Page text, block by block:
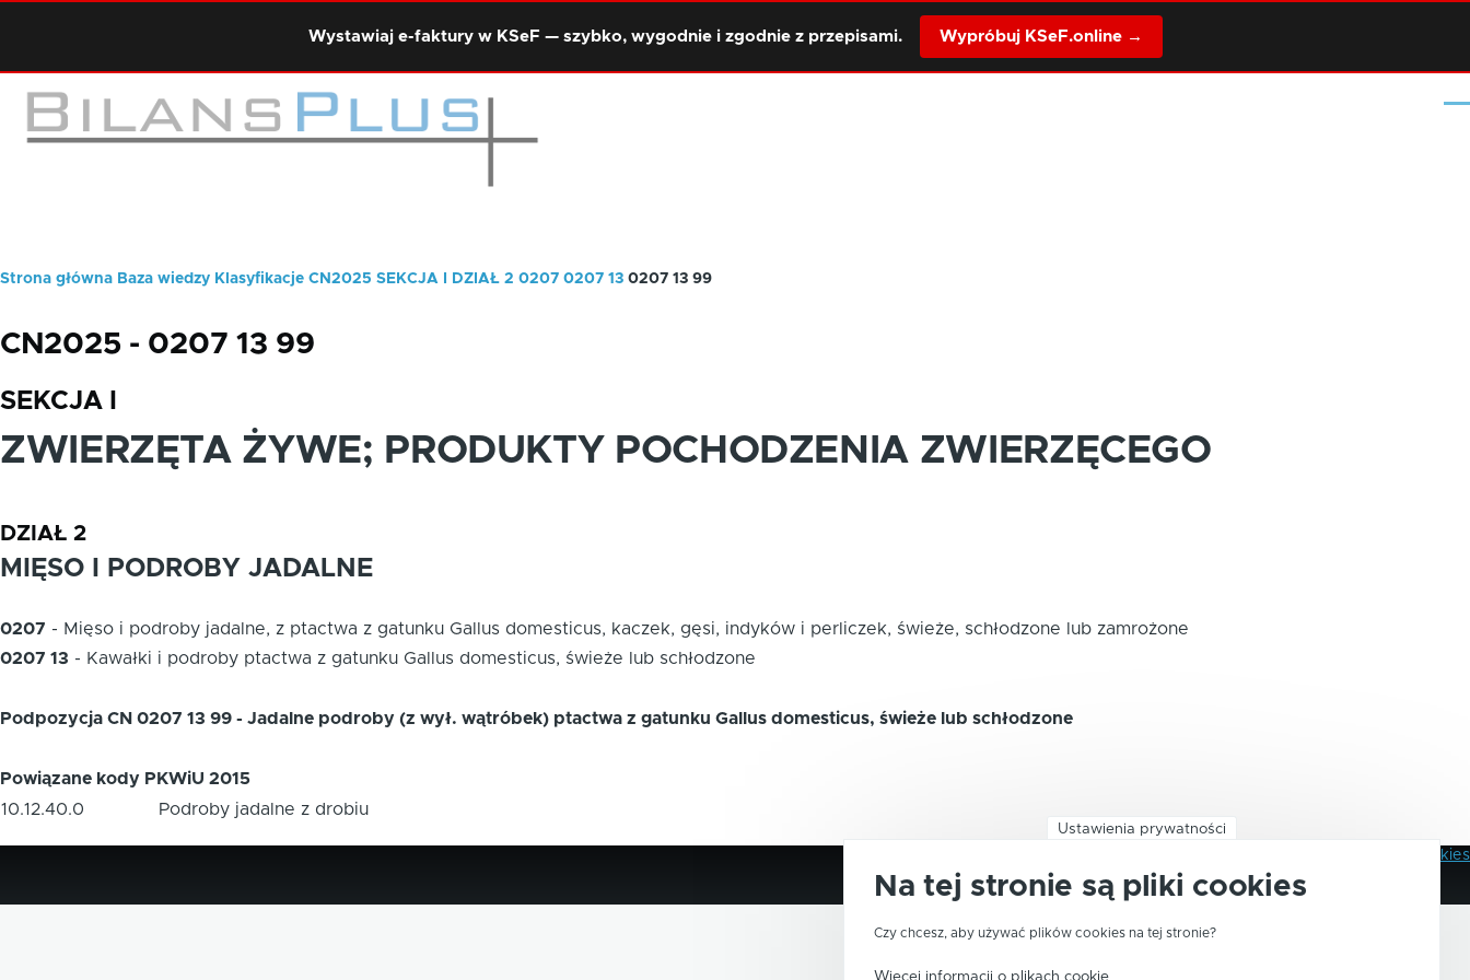
Wystawiaj e-faktury w KSeF — szybko, wygodnie i zgodnie z przepisami. Wypróbuj KSeF.online →
Ścieżka
Strona główna Baza wiedzy Klasyfikacje CN2025 SEKCJA I DZIAŁ 2 0207 0207 13 0207 13 99
CN2025 - 0207 13 99
SEKCJA I
ZWIERZĘTA ŻYWE; PRODUKTY POCHODZENIA ZWIERZĘCEGO
DZIAŁ 2
MIĘSO I PODROBY JADALNE
0207 - Mięso i podroby jadalne, z ptactwa z gatunku Gallus domesticus, kaczek, gęsi, indyków i perliczek, świeże, schłodzone lub zamrożone
0207 13 - Kawałki i podroby ptactwa z gatunku Gallus domesticus, świeże lub schłodzone
Podpozycja CN 0207 13 99 - Jadalne podroby (z wył. wątróbek) ptactwa z gatunku Gallus domesticus, świeże lub schłodzone
Powiązane kody PKWiU 2015
10.12.40.0
Podroby jadalne z drobiu
Pliki Cookies
Ustawienia prywatności
Na tej stronie są pliki cookies
Czy chcesz, aby używać plików cookies na tej stronie?
Więcej informacji o plikach cookie